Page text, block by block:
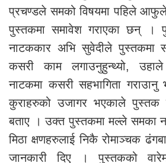
प्रचण्डले समको विषयमा पहिले
पुस्तकमा समावेश गराएका छन् ।
नाटककार अभि सुवेदीले
कसरी काम लगाउनुहुन्थ्यो, उहाले
नाटकमा कसरी सहभागिता
कुराहरुको उजागर भएकाले पुस्तक
बताए । उक्त पुस्तकमा मल्ले समका
मिठा क्षणहरुलाई निकै रोमाञ्चक
जानकारी दिए । पुस्तकको